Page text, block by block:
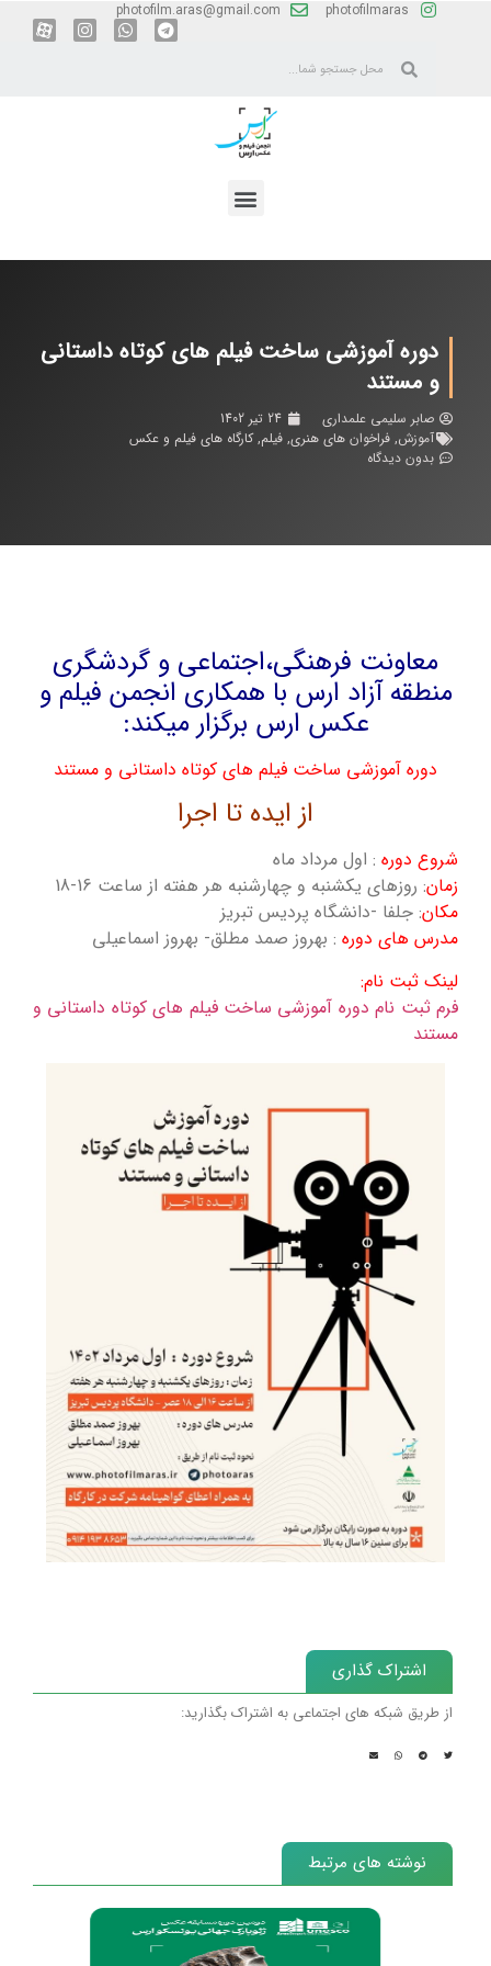
photofilmaras
photofilm.aras@gmail.com
دوره آموزشی ساخت فیلم های کوتاه داستانی
و مستند
صابر سلیمی علمداری
24 تیر 1402
آموزش,فراخوان های هنری,فیلم,کارگاه های فیلم و عکس
بدون دیدگاه
معاونت فرهنگی،اجتماعی و گردشگری
منطقه آزاد ارس با همکاری انجمن فیلم و
عکس ارس برگزار میکند:
دوره آموزشی ساخت فیلم های کوتاه داستانی و مستند
از ایده تا اجرا
شروع دوره: اول مرداد ماه
زمان: روزهای یکشنبه و چهارشنبه هر هفته از ساعت 16-18
مکان: جلفا -دانشگاه پردیس تبریز
مدرس های دوره: بهروز صمد مطلق- بهروز اسماعیلی
لینک ثبت نام:
فرم ثبت نام دوره آموزشی ساخت فیلم های کوتاه داستانی و
مستند
اشتراک گذاری
از طریق شبکه های اجتماعی به اشتراک بگذارید:
نوشته های مرتبط